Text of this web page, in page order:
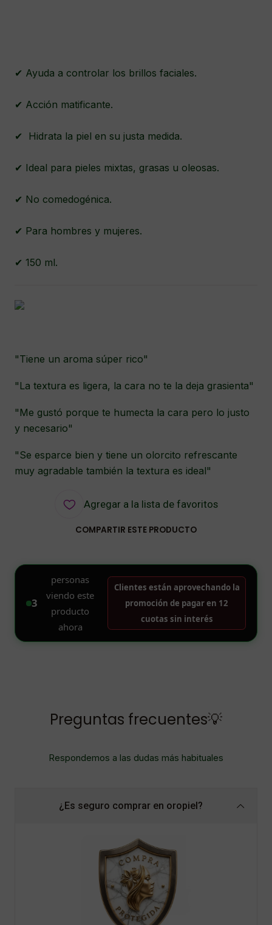
✔ Ayuda a controlar los brillos faciales.
✔ Acción matificante.
✔ Hidrata la piel en su justa medida.
✔ Ideal para pieles mixtas, grasas u oleosas.
✔ No comedogénica.
✔ Para hombres y mujeres.
✔ 150 ml.
"Tiene un aroma súper rico"
"La textura es ligera, la cara no te la deja grasienta"
"Me gustó porque te humecta la cara pero lo justo
y necesario"
"Se esparce bien y tiene un olorcito refrescante
muy agradable también la textura es ideal"
Agregar a la lista de favoritos
COMPARTIR ESTE PRODUCTO
Preguntas frecuentes💡
Respondemos a las dudas más habituales
¿Es seguro comprar en oropiel?